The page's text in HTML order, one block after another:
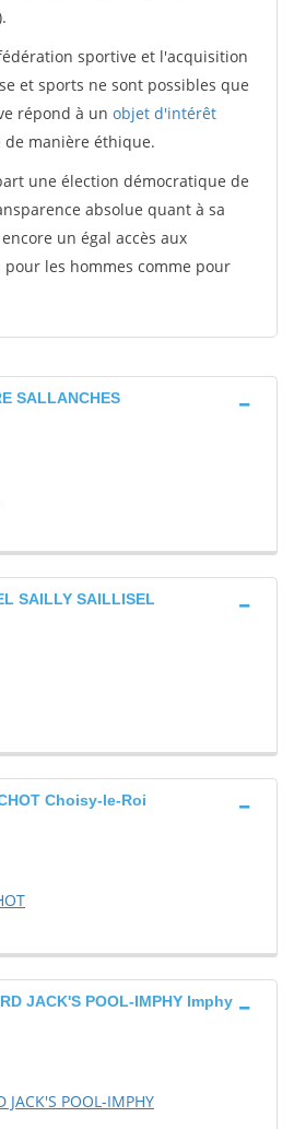
sportive et l'acquisition
et sports ne sont possibles que
répond à un objet d'intérêt
manière éthique.
une élection démocratique de
absolue quant à sa
un égal accès aux
les hommes comme pour
SALLANCHES
SAILLY SAILLISEL
Choisy-le-Roi
JACK'S POOL-IMPHY Imphy
JACK'S POOL-IMPHY